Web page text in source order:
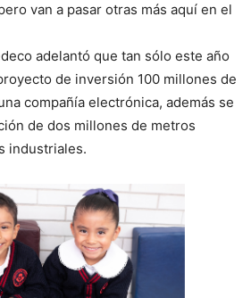
van a pasar otras más aquí en el
adelantó que tan sólo este año
de inversión 100 millones de
compañía electrónica, además se
de dos millones de metros
industriales.